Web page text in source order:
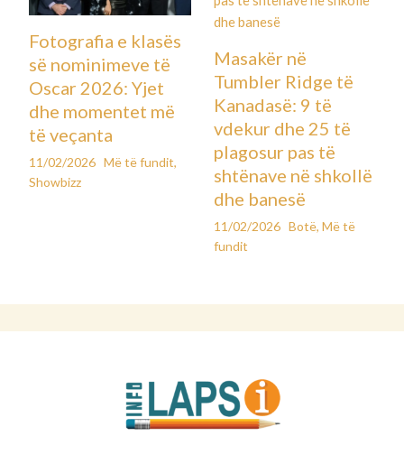
Fotografia e klasës
së nominimeve të
Oscar 2026: Yjet
dhe momentet më
të veçanta
11/02/2026 Më të fundit,
Showbizz
Masakër në
Tumbler Ridge të
Kanadasë: 9 të
vdekur dhe 25 të
plagosur pas të
shtënave në shkollë
dhe banesë
11/02/2026 Botë, Më të
fundit